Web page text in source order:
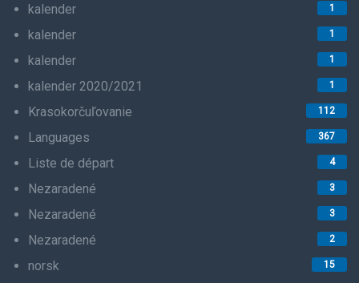
kalender 1
kalender 1
kalender 1
kalender 2020/2021 1
Krasokorčuľovanie 112
Languages 367
Liste de départ 4
Nezaradené 3
Nezaradené 3
Nezaradené 2
norsk 15